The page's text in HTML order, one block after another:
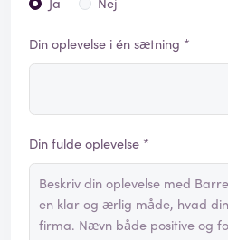
Din oplevelse i én sætning *
Din fulde oplevelse *